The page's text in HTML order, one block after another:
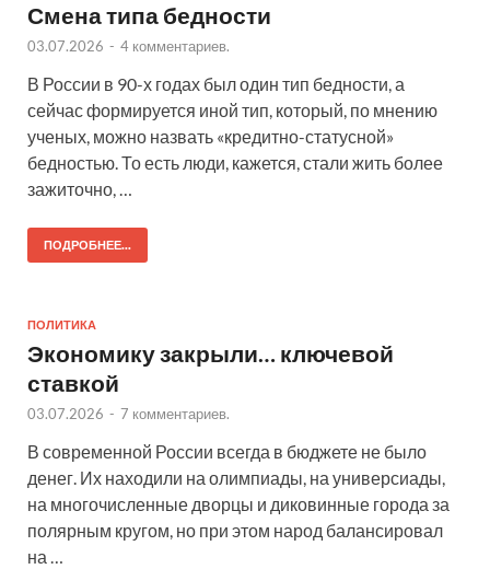
Смена типа бедности
03.07.2026 - 4 комментариев.
В России в 90-х годах был один тип бедности, а
сейчас формируется иной тип, который, по мнению
ученых, можно назвать «кредитно-статусной»
бедностью. То есть люди, кажется, стали жить более
зажиточно, …
ПОДРОБНЕЕ...
ПОЛИТИКА
Экономику закрыли… ключевой
ставкой
03.07.2026 - 7 комментариев.
В современной России всегда в бюджете не было
денег. Их находили на олимпиады, на универсиады,
на многочисленные дворцы и диковинные города за
полярным кругом, но при этом народ балансировал
на …